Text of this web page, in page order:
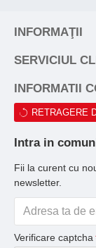
INFORMAŢII
SERVICIUL
INFORMATII
RETRAGERE
Intra in
Fii la curent cu
newsletter.
Verificare captcha